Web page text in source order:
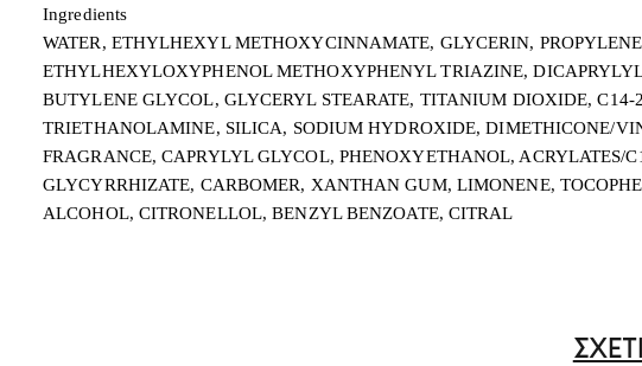
Ingredients
WATER, ETHYLHEXYL METHOXYCINNAMATE, GLYCERIN,
ETHYLHEXYLOXYPHENOL METHOXYPHENYL TRIAZINE,
BUTYLENE GLYCOL, GLYCERYL STEARATE, TITANIUM DIOXIDE,
TRIETHANOLAMINE, SILICA, SODIUM HYDROXIDE, DIMETHICONE/
FRAGRANCE, CAPRYLYL GLYCOL, PHENOXYETHANOL, ACRYLATES/
GLYCYRRHIZATE, CARBOMER, XANTHAN GUM, LIMONENE,
ALCOHOL, CITRONELLOL, BENZYL BENZOATE, CITRAL